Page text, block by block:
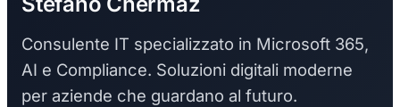
Consulente IT specializzato in Microsoft 365,
AI e Compliance. Soluzioni digitali moderne
per aziende che guardano al futuro.